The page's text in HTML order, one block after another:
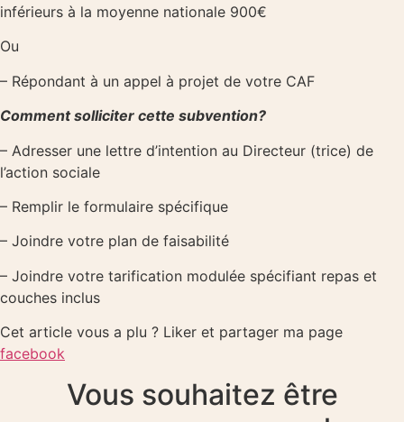
inférieurs à la moyenne nationale 900€
Ou
– Répondant à un appel à projet de votre CAF
Comment solliciter cette subvention?
– Adresser une lettre d’intention au Directeur (trice) de
l’action sociale
– Remplir le formulaire spécifique
– Joindre votre plan de faisabilité
– Joindre votre tarification modulée spécifiant repas et
couches inclus
Cet article vous a plu ? Liker et partager ma page
facebook
Vous souhaitez être